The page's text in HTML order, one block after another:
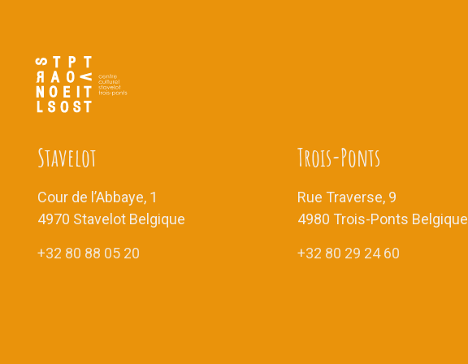
Stavelot
Cour de l’Abbaye, 1
4970 Stavelot Belgique
+32 80 88 05 20
Trois-Ponts
Rue Traverse, 9
4980 Trois-Ponts Belgique
+32 80 29 24 60